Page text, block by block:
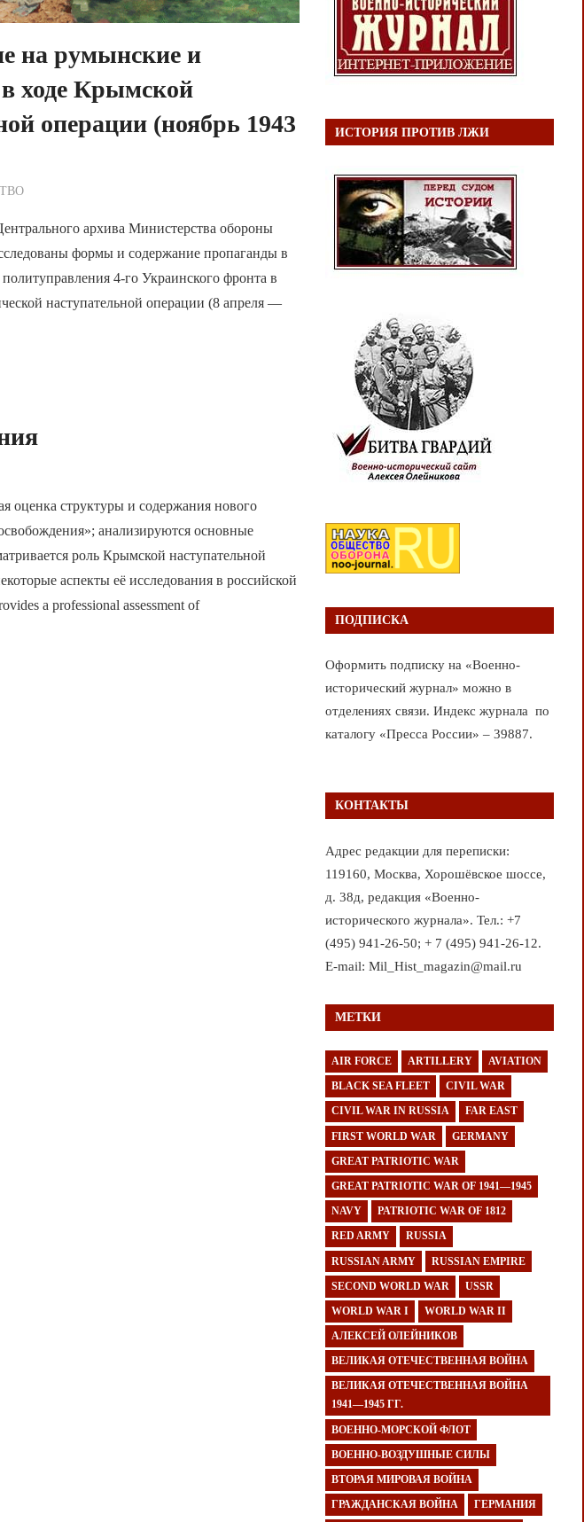
на румынские и
ходе Крымской
операции (ноябрь 1943
архива Министерства обороны
формы и содержание пропаганды в
4-го Украинского фронта в
наступательной операции (8 апреля —
оценка структуры и содержания нового
анализируются основные
роль Крымской наступательной
аспекты её исследования в российской
a professional assessment of
ИСТОРИЯ ПРОТИВ ЛЖИ
ПОДПИСКА
Оформить подписку на «Военно-
исторический журнал» можно в
отделениях связи. Индекс журнала по
каталогу «Пресса России» – 39887.
КОНТАКТЫ
Адрес редакции для переписки:
119160, Москва, Хорошёвское шоссе,
д. 38д, редакция «Военно-
исторического журнала». Тел.: +7
(495) 941-26-50; + 7 (495) 941-26-12.
E-mail: Mil_Hist_magazin@mail.ru
МЕТКИ
AIR FORCE ARTILLERY AVIATION
BLACK SEA FLEET CIVIL WAR
CIVIL WAR IN RUSSIA FAR EAST
FIRST WORLD WAR GERMANY
GREAT PATRIOTIC WAR
GREAT PATRIOTIC WAR OF 1941—1945
NAVY PATRIOTIC WAR OF 1812
RED ARMY RUSSIA
RUSSIAN ARMY RUSSIAN EMPIRE
SECOND WORLD WAR USSR
WORLD WAR I WORLD WAR II
АЛЕКСЕЙ ОЛЕЙНИКОВ
ВЕЛИКАЯ ОТЕЧЕСТВЕННАЯ ВОЙНА
ВЕЛИКАЯ ОТЕЧЕСТВЕННАЯ ВОЙНА
1941—1945 ГГ.
ВОЕННО-МОРСКОЙ ФЛОТ
ВОЕННО-ВОЗДУШНЫЕ СИЛЫ
ВТОРАЯ МИРОВАЯ ВОЙНА
ГРАЖДАНСКАЯ ВОЙНА ГЕРМАНИЯ